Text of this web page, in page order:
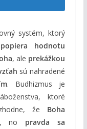
systém, ktorý
popiera hodnotu
, ale prekážkou
sú nahradené
. Budhizmus je
ktoré
že Boha
, no pravda sa